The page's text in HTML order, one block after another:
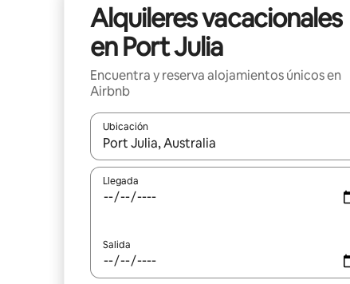
Alquileres vacacionales
en Port Julia
Encuentra y reserva alojamientos únicos en
Airbnb
Ubicación
Cuando los resultados estén disponibles,
Llegada
Salida